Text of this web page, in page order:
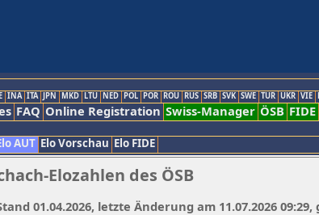
INA ITA JPN MKD LTU NED POL POR ROU RUS SRB SVK SWE TUR UKR VIE
FAQ Online Registration Swiss-Manager ÖSB FIDE
AUT Elo Vorschau Elo FIDE
Elozahlen des ÖSB
01.04.2026, letzte Änderung am 11.07.2026